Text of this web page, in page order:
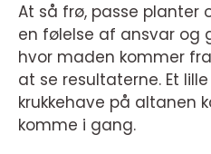
At så frø, passe planter
en følelse af ansvar og
hvor maden kommer
at se resultaterne. Et
krukkehave på altanen
komme i gang.